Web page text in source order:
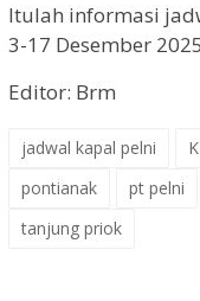
Itulah informasi
3-17 Desember
Editor: Brm
jadwal kapal pelni
pontianak
pt pelni
tanjung priok